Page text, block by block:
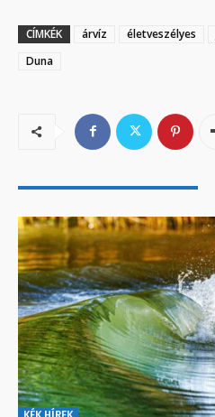
CÍMKÉK árvíz életveszélyes
Duna